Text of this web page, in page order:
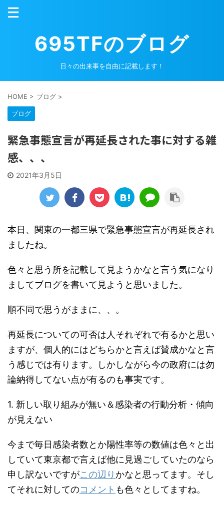
695TFのブログ
日々の出来事を自由に記載します！
HOME > ブログ >
ブログ
緊急事態宣言が再延長された事に対する雑
感、、、
2021年3月5日
本日、関東の一都三県で緊急事態宣言が再延長され
ましたね。
色々と思う所を記載して見ようかなと言う気になり
ましてブログを書いて見ようと思いました。
順不同で思うがままに、、。
再延長についての可否は人それぞれで有るかと思い
ますが、個人的にはどちらかと言えば賛成かなと言
う感じでは有ります。しかしながら今の政府には勿
論納得してない点が有るのも事実です。
1. 新しい取り組みが無い＆感染者の行動分析・傾向
が見えない
今まで毎日感染者数とか陽性率等の数値は色々と出
していて東京都で言えば他に見過ごしていたのなら
申し訳ないですがこの辺りかなと思ってます。そし
てそれに対してのコメント も色々としてますね。